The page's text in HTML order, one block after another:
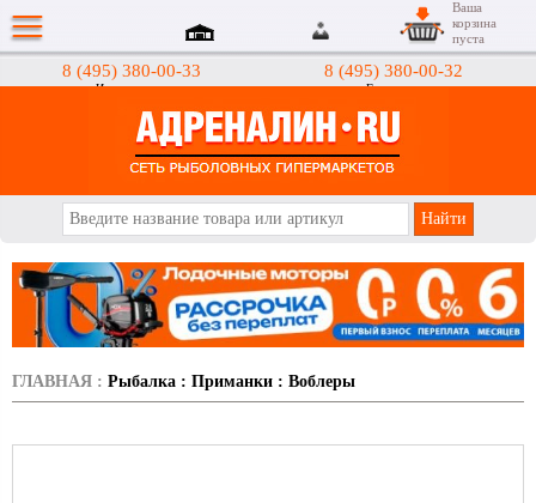
8 (495) 380-00-33
Интернет-магазин
8 (495) 380-00-32
Гипермаркеты
Ваша
корзина
пуста
ГЛАВНАЯ : Рыбалка : Приманки : Воблеры